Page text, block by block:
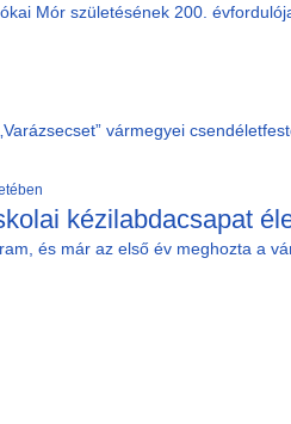
Mór születésének 200.
vármegyei
kézilabdacsapat
és már az első év meghozta a